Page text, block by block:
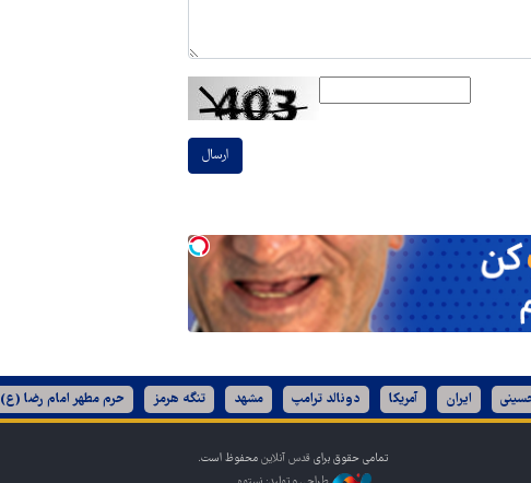
ارسال
ایران آمریکا دونالد ترامپ مشهد تنگه هرمز حرم مطهر امام رضا (ع)
تمامی حقوق برای قدس آنلاین محفوظ است.